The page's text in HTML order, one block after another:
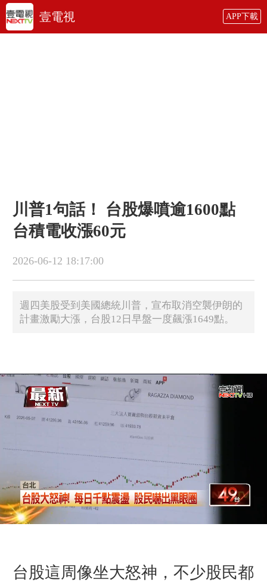
壹電視 APP下載
川普1句話！ 台股爆噴逾1600點
台積電收漲60元
2026-06-12 18:17:00
週四美股受到美國總統川普，宣布取消空襲伊朗的
計畫激勵大漲，台股12日早盤一度飆漲1649點。
台股這周像坐大怒神，不少股民都